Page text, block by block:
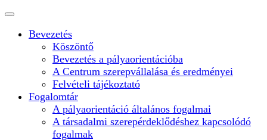
Bevezetés
Köszöntő
Bevezetés a pályaorientációba
A Centrum szerepvállalása és eredményei
Felvételi tájékoztató
Fogalomtár
A pályaorientáció általános fogalmai
A társadalmi szerepérdeklődéshez kapcsolódó
fogalmak